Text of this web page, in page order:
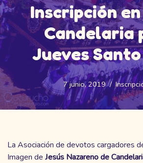
Inscripción
Candelaria
Jueves
7 junio, 2019
La Asociación de devotos cargadores
Imagen de Jesús Nazareno de